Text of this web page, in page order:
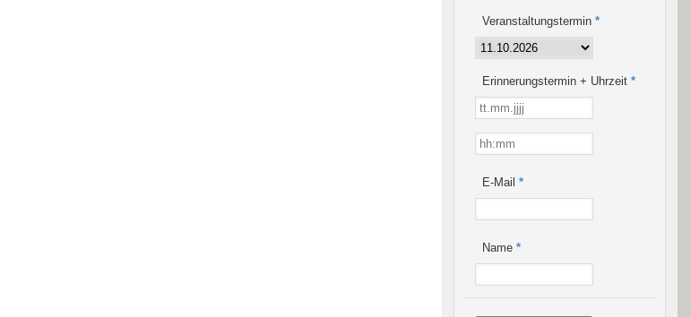
Veranstaltungstermin*
Erinnerungstermin + Uhrzeit*
E-Mail*
Name*